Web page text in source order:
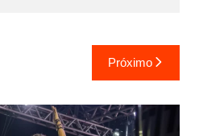
Próximo